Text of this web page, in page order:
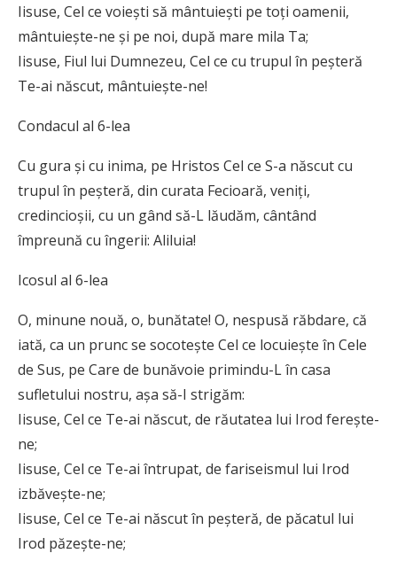
Iisuse, Cel ce voieşti să mântuieşti pe toţi oamenii,
mântuieşte-ne şi pe noi, după mare mila Ta;
Iisuse, Fiul lui Dumnezeu, Cel ce cu trupul în peşteră
Te-ai născut, mântuieşte-ne!
Condacul al 6-lea
Cu gura şi cu inima, pe Hristos Cel ce S-a născut cu
trupul în peşteră, din curata Fecioară, veniţi,
credincioşii, cu un gând să-L lăudăm, cântând
împreună cu îngerii: Aliluia!
Icosul al 6-lea
O, minune nouă, o, bunătate! O, nespusă răbdare, că
iată, ca un prunc se socoteşte Cel ce locuieşte în Cele
de Sus, pe Care de bunăvoie primindu-L în casa
sufletului nostru, aşa să-I strigăm:
Iisuse, Cel ce Te-ai născut, de răutatea lui Irod fereşte-
ne;
Iisuse, Cel ce Te-ai întrupat, de fariseismul lui Irod
izbăveşte-ne;
Iisuse, Cel ce Te-ai născut în peşteră, de păcatul lui
Irod păzeşte-ne;